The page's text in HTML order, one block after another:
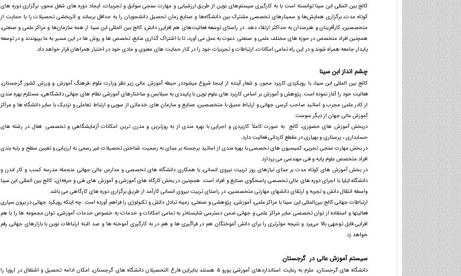
کالج بین المللی ابن سینا توانسته است با به کارگیری سیستم‌های نوین از طریق ارزشیابی و مهارت سنجی سوابق و تجربیات، ایجاد دوره های شغل محور، برگزاری دوره های
کوتاه مدت، برگزاری همایش‌ها و سمینارهای تخصصی مشترک بین دانشگاه‌ها و صنایع زمان تحصیل دانشجویان را به حداقل برساند و اثربخشی تحصیلات را با حمایت از
متخصصین، کارآفرینان و هنرمندان به حداکثر ارتقاء دهد. در راستای توسعه فعالیت‌های هم افزایی دانش، کالج بین المللی ابن سینا از همه سازمان‌ها و مراکز علمی و صنعتی،
همچنین افراد متخصص در حوزه های مختلف علمی و صنعتی دعوت به عمل می آورد، تا با اشتراک گذاری منابع، تخصص ها و روش ها در این مسیر به ما بپیوندند و در توسعه
پایدار جامعه همراه شوند و در این راه تمامی امکانات، ارتباطات و تجربیات خود را در کنار حمایت های معنوی و مادی خود در اختیار همراهان قرار خواهد داد.
چشم انداز ابن سینا
کالج بین المللی ابن سینا، با رویکردی کاربرد محور، و شعار آینده از اینجا شروع میشوددر حیطه آموزش عالی زیر نظر وزارت علوم ،فرهنگ آموزش و ورزش کشور گرجستان،
فعالیت خود را آغاز نموده است. پژوهش و آموزش بر اساس کاربرد های علوم نوین با پایبندی به سیلابس و ساختارهای آموزشی نظام های جهانی دانشگاهی، مستلزم بهره مندی
از کادر علمی مجرب و اساتید صاحب کرسی جهانی و ارتباط عمیق با متخصصین، صنایع و سازمان های خدماتی از سویی و ارتباط تعاملی و نزدیک با سایر دانشگاه ها و مراکز
آموزش عالی جهان از دیگر سوست.
دربخش آموزش های حضوری، کالج به صورت کاملاً کاربردی و اجرایی با بهره مندی از به روزترین و مدرن ترین امکانات آزمایشگاهی و تخصصی فعال در رشته های
حسابداری ، پرستاری و بهیاری در مقطع کاردانی فعالیت دارد.
در بخش مهارت سنجی تجربی، کمیسیون های تخصصی با بهره مندی از اساتید برجسته بر مبنای به رسمیت شناختن تحصیلات غیر رسمی به ارزیابی و تعیین سطح و رتبه بندی
افراد متخصص علوم پایه و فنی مهندسی می پردازد.
در بخش آموزش های کوتاه مدت بر مبنای نیازهای روز تربیت نیروی انسانی، با همکاری دانشگاه های تخصصی و مدارس عالی جهانی منجمله مدرسه کسب و کار لندن و
دانشگاه ایلیا با اجرای دوره های عالی تخصصی پاسخگوی صنایع و افراد است. همچنین در بخش کارگاه های آموزشی و آموزش های فنی و حرفه‌ای، کالج بین المللی ابن سینا
واسطه انتقال دانش و تجربه و ارتقای دانشهای مهارتی متخصصین، در راستای تربیت نیروی انسانی کارآمد از طریق برگزاری دوره های کارگاهی می باشد.
ارتباطات جهانی کالج بین‌المللی ابن سینا با مراکز علمی، آموزشی، پژوهشی و صنعتی، زمینه تبادل دانش و تکنولوژی را فراهم آورده است. چه اینکه رویکرد جهانی در برون سپاری
فعالیتها و استفاده از توان تخصصی سایر مراکز علمی و جهانی ضمن دسترسی شایسته‌تر به تمامی امکانات و خدمات؛ به خصوص خدمات آموزشی، توان مجموعه ها را با هم
افزایی قابل توجهی بالا می‌برد و نتیجه موثرتری را برای دانش آموختگان هم در فراگیری ها و هم در به کارگیری آموخته ها و صد البته ارتباطات نوین با بازارهای جهانی رقم
خواهد زد.
سیستم آموزش عالی در گرجستان
دانشگاه های گرجستان، ملزم به رعایت استانداردهای آموزشی یورو ۵ هستند بنابراین فارغ التحصیلان دانشگاه های گرجستان، امکان ادامه تحصیل و اشتغال در اروپا را